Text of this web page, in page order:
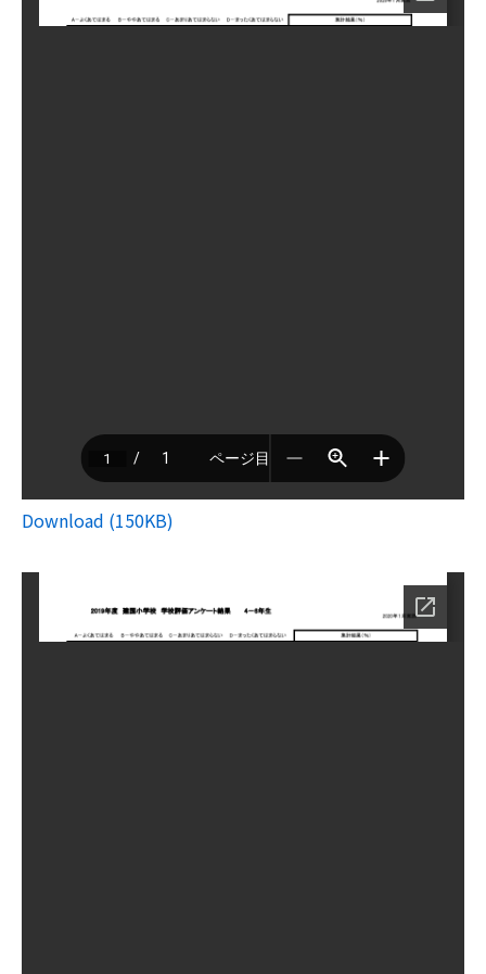
Download (150KB)